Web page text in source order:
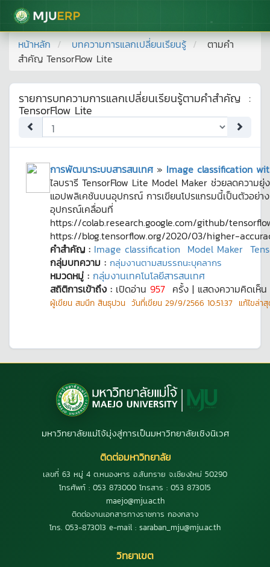
มหาวิทยาลัยแม่โจ้
หน้าหลัก บทความการแลกเปลี่ยนเรียนรู้
ตามคำ
สำคัญ TensorFlow Lite
รายการบทความการแลกเปลี่ยนเรียนรู้ตามคำสำคัญ :
TensorFlow Lite
การพัฒนาระบบสารสนเทศ » Image classification
ไลบรารี TensorFlow Lite Model Maker ช่วยลดความยุ่
แอปพลิเคชันบนอุปกรณ์ การเขียนโปรแกรมนี้เป็นตัวอย่า
อุปกรณ์เคลื่อนที่
https://colab.research.google.com/github/
https://blog.tensorflow.org/2020/03/higher-
คำสำคัญ : Image classification Model Maker
กลุ่มบทความ : กลุ่มงานตามสมรรถนะบุคลากร
หมวดหมู่ : กลุ่มงานเทคโนโลยีสารสนเทศ
สถิติการเข้าถึง : เปิดอ่าน 957 ครั้ง | แสดงความคิดเห็น
ผู้เขียน สมนึก สินธุปวน วันที่เขียน 29/9/2566 10:51:37 แก้ไขล่า
มหาวิทยาลัยแม่โจ้มุ่งสู่การเป็นมหาวิทยาลัยเชิงนิเวศ
ติดต่อมหาวิทยาลัย
เลขที่ 63 หมู่ 4 ต.หนองหาร อ.สันทราย จ.เชียงใหม่ 50290
โทรศัพท์ : 053 873000 โทรสาร : 053 873015
maejo@mju.ac.th
ติดต่องานเอกสารทางราชการ กองกลาง
โทร. 053-873013 e-mail : saraban_mju@mju.ac.th
วิทยาเขต